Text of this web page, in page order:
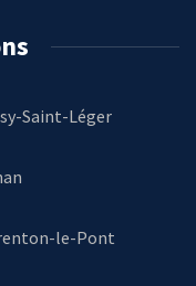
Saint-Léger
le-Pont